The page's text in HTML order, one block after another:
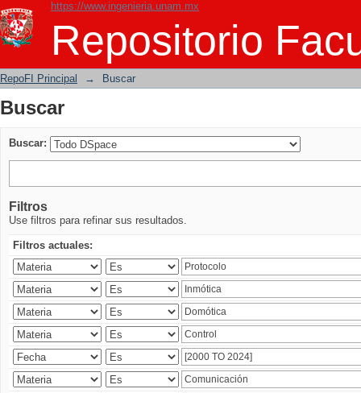
https://www.ingenieria.unam.mx
Repositorio
Buscar
RepoFI Principal → Buscar
Buscar
Buscar:
Filtros
Use filtros para refinar sus resultados.
Filtros actuales: